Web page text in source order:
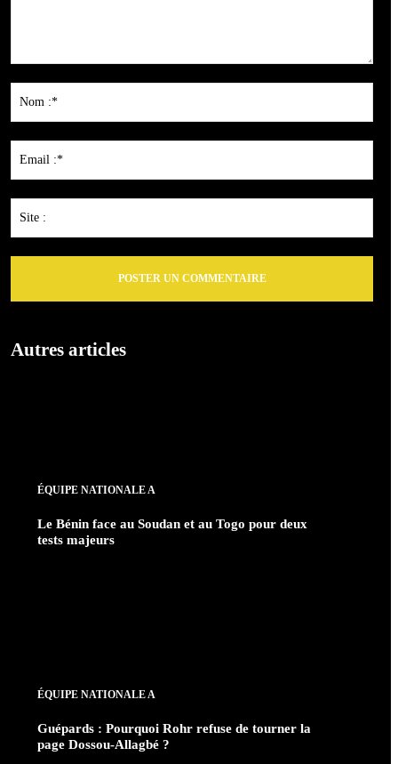
Autres articles
ÉQUIPE NATIONALE A
Le Bénin face au Soudan et au Togo pour deux
tests majeurs
ÉQUIPE NATIONALE A
Guépards : Pourquoi Rohr refuse de tourner la
page Dossou-Allagbé ?